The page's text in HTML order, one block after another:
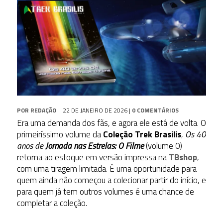
POR REDAÇÃO 22 DE JANEIRO DE 2026| 0 COMENTÁRIOS
Era uma demanda dos fãs, e agora ele está de volta. O
primeiríssimo volume daColeção Trek Brasilis, Os 40
anos deJornada nas Estrelas: O Filme(volume 0)
retorna ao estoque em versão impressa naTBshop,
com uma tiragem limitada. É uma oportunidade para
quem ainda não começou a colecionar partir do início, e
para quem já tem outros volumes é uma chance de
completar a coleção.